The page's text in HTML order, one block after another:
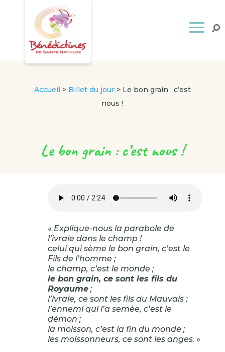
Accueil > Billet du jour> Le bon grain : c’est
nous !
Le bon grain : c’est nous !
« Explique-nous la parabole de
l’ivraie dans le champ !
celui qui sème le bon grain, c’est le
Fils de l’homme ;
le champ, c’est le monde ;
le bon grain, ce sont les fils du
Royaume;
l’ivraie, ce sont les fils du Mauvais ;
l’ennemi qui l’a semée, c’est le
démon ;
la moisson, c’est la fin du monde ;
les moissonneurs, ce sont les anges. »